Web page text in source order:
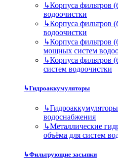
↳Корпуса фильтров
водоочистки
↳Корпуса фильтров
водоочистки
↳Корпуса фильтров
мощных систем
↳Корпуса фильтров
систем водоочистки
↳Гидроаккумуляторы
↳
водоснабжения
↳Металлические
объёма для систем
↳Фильтрующие засыпки